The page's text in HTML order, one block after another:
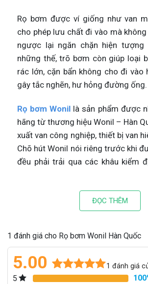
Rọ bơm được ví giống như van
cho phép lưu chất đi vào mà
ngược lại ngăn chặn hiện tượng
những thế, trõ bơm còn giúp loại
rác lớn, cặn bẩn không cho đi vào
gây tắc nghẽn, hư hỏng đường ống.
Rọ bơm Wonil là sản phẩm được
hãng từ thương hiệu Wonil – Hàn
xuất van công nghiệp, thiết bị van
Chõ hút Wonil nói riêng trước khi
đều phải trải qua các khâu kiểm
ĐỌC THÊM
1 đánh giá cho Rọ bơm Wonil Hàn Quốc
5.00 1 đánh giá
5